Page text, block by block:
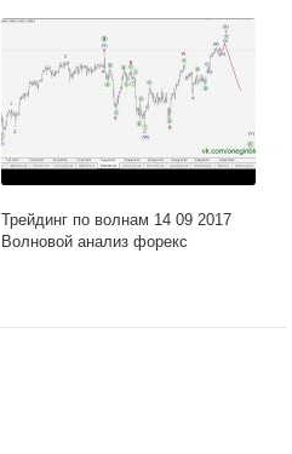
Трейдинг по волнам 14 09 2017
Волновой анализ форекс